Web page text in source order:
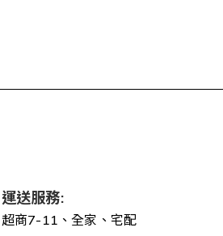
運送服務:
超商7-11、全家、宅配